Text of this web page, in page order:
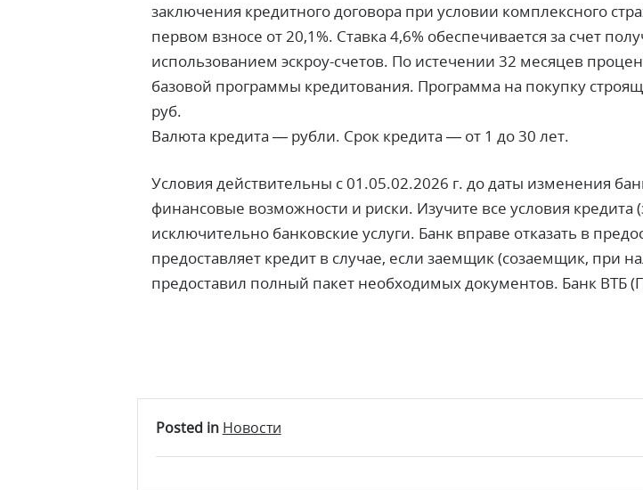
заключения кредитного договора при условии комплексного
первом взносе от 20,1%. Ставка 4,6% обеспечивается за счет
использованием эскроу-счетов. По истечении 32 месяцев
базовой программы кредитования. Программа на покупку
руб.
Валюта кредита — рубли. Срок кредита — от 1 до 30 лет.
Условия действительны с 01.05.02.2026 г. до даты изменения
финансовые возможности и риски. Изучите все условия кредита
исключительно банковские услуги. Банк вправе отказать в
предоставляет кредит в случае, если заемщик (созаемщик, при
предоставил полный пакет необходимых документов. Банк ВТБ
Posted in Новости